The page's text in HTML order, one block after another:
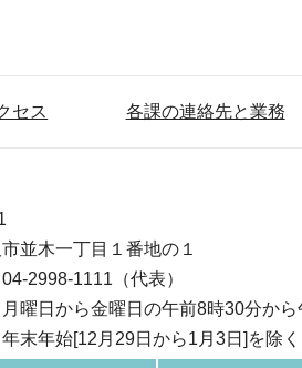
セス 各課の連絡先と業務
並木一丁目１番地の１
2998-1111（代表）
曜日から金曜日の午前8時30分か
年末年始[12月29日から1月3日]を除く